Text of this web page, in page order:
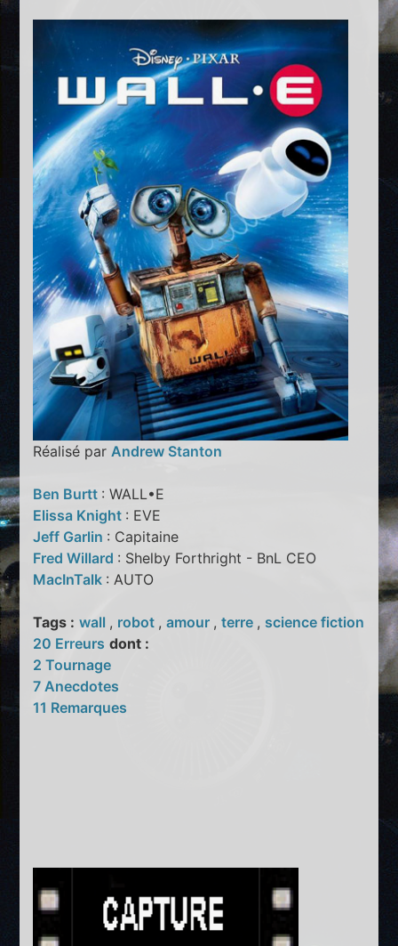
Réalisé par Andrew Stanton
Ben Burtt : WALL•E
Elissa Knight : EVE
Jeff Garlin : Capitaine
Fred Willard : Shelby Forthright - BnL CEO
MacInTalk : AUTO
Tags : wall , robot ,amour ,terre , science fiction
20 Erreurs dont :
2 Tournage
7 Anecdotes
11 Remarques